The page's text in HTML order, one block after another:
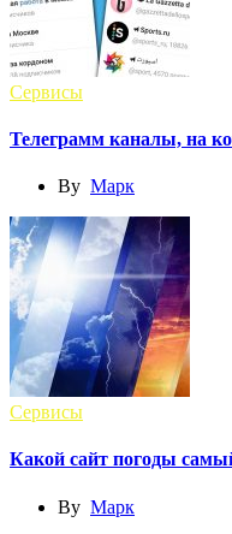
Сервисы
Телеграмм каналы, на
By Марк
Сервисы
Какой сайт погоды
By Марк